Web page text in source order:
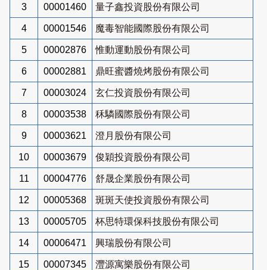
3 00001460 量子鑫投資股份有限公司
4 00001546 魔毒智能國際股份有限公司
5 00002876 惟動運動股份有限公司
6 00002881 鼎旺蜜醬燒烤股份有限公司
7 00003024 玄仁投資股份有限公司
8 00003538 秝驎國際股份有限公司
9 00003621 澄月股份有限公司
10 00003679 俊穎投資股份有限公司
11 00004776 舒晟企業股份有限公司
12 00005368 斑斑天使投資股份有限公司
13 00005705 杯思特環保科技股份有限公司
14 00006471 興瑞股份有限公司
15 00007345 灃源寓樂股份有限公司